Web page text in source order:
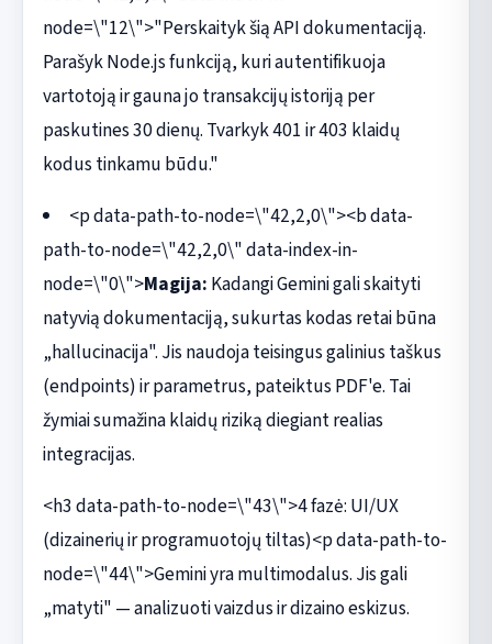
node=\"12\">"Perskaityk šią API dokumentaciją.
Parašyk Node.js funkciją, kuri autentifikuoja
vartotoją ir gauna jo transakcijų istoriją per
paskutines 30 dienų. Tvarkyk 401 ir 403 klaidų
kodus tinkamu būdu."
<p data-path-to-node=\"42,2,0\"><b data-
path-to-node=\"42,2,0\" data-index-in-
node=\"0\">Magija: Kadangi Gemini gali skaityti
natyvią dokumentaciją, sukurtas kodas retai būna
„hallucinacija". Jis naudoja teisingus galinius taškus
(endpoints) ir parametrus, pateiktus PDF'e. Tai
žymiai sumažina klaidų riziką diegiant realias
integracijas.
<h3 data-path-to-node=\"43\">4 fazė: UI/UX
(dizainerių ir programuotojų tiltas)<p data-path-to-
node=\"44\">Gemini yra multimodalus. Jis gali
„matyti" — analizuoti vaizdus ir dizaino eskizus.